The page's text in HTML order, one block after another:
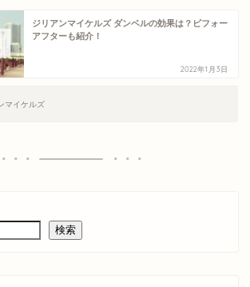
ジリアンマイケルズ ダンベルの効果は？ビフォー
アフターも紹介！
2022年1月3日
マイケルズ
検索